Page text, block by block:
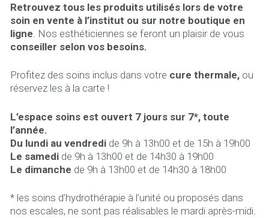
Retrouvez tous les produits utilisés lors de votre
soin en vente à l’institut ou sur notre boutique en
ligne . Nos esthéticiennes se feront un plaisir de vous
conseiller selon vos besoins.
Profitez des soins inclus dans votre cure thermale, ou
réservez les à la carte !
L’espace soins est ouvert 7 jours sur 7*, toute
l’année.
Du lundi au vendredi de 9h à 13h00 et de 15h à 19h00
Le samedi de 9h à 13h00 et de 14h30 à 19h00
Le dimanche de 9h à 13h00 et de 14h30 à 18h00
* les soins d’hydrothérapie à l’unité ou proposés dans
nos escales, ne sont pas réalisables le mardi après-midi.